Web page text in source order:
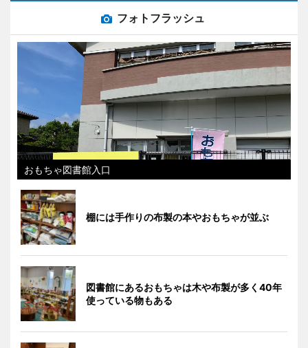
フォトフラッシュ
おもちゃ図書館入口
棚には手作りの布製の本やおもちゃが並ぶ
図書館にあるおもちゃは木や布製が多く40年
使っている物もある